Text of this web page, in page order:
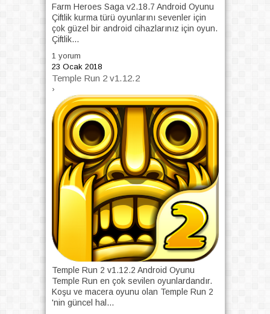
Farm Heroes Saga v2.18.7 Android Oyunu
Çiftlik kurma türü oyunlarını sevenler için
çok güzel bir android cihazlarınız için oyun.
Çiftlik...
1 yorum
23 Ocak 2018
Temple Run 2 v1.12.2
›
Temple Run 2 v1.12.2 Android Oyunu
Temple Run en çok sevilen oyunlardandır.
Koşu ve macera oyunu olan Temple Run 2
'nin güncel hal...